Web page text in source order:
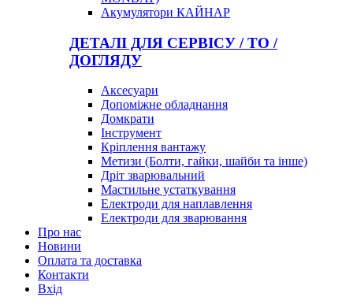
Акумулятори КАЙНАР
ДЕТАЛІ ДЛЯ СЕРВІСУ / ТО /
ДОГЛЯДУ
Аксесуари
Допоміжне обладнання
Домкрати
Інструмент
Кріплення вантажу
Метизи (Болти, гайки, шайби та інше)
Дріт зварювальний
Мастильне устаткування
Електроди для наплавлення
Електроди для зварювання
Про нас
Новини
Оплата та доставка
Контакти
Вхiд